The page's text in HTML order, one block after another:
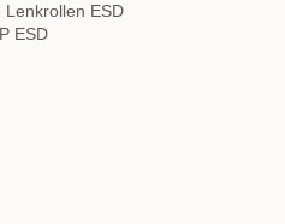
Lenkrollen ESD
ESD